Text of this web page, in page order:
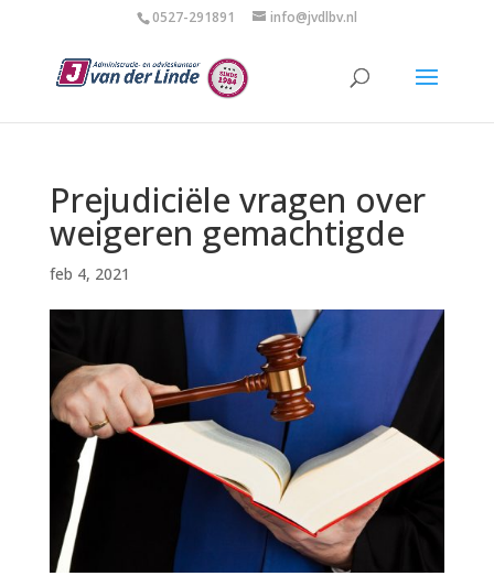
0527-291891 info@jvdlbv.nl
Prejudiciële vragen over
weigeren gemachtigde
feb 4, 2021